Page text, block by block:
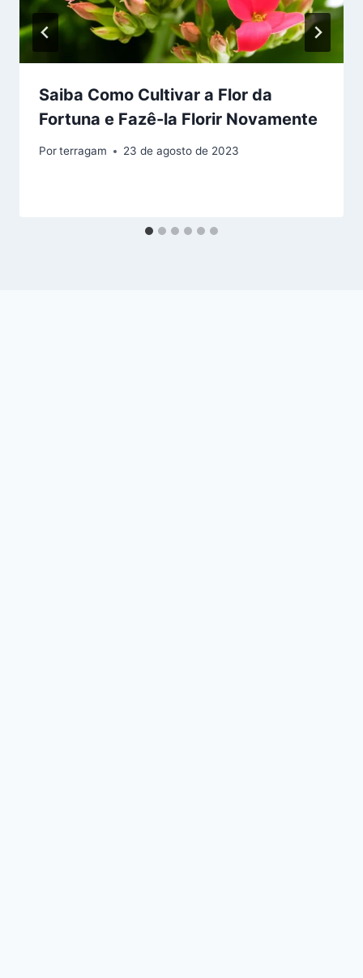
Saiba Como Cultivar a Flor da
Fortuna e Fazê-la Florir Novamente
Porterragam 23 de agosto de 2023